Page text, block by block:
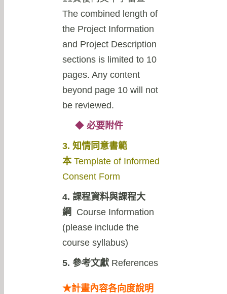
The combined length of
the Project Information
and Project Description
sections is limited to 10
pages. Any content
beyond page 10 will not
be reviewed.
◆ 必要附件
3. 知情同意書範
本Template of Informed
Consent Form
4. 課程資料與課程大
綱
Course Information
(please include the
course syllabus)
5. 參考文獻 References
★計畫內容各向度說明